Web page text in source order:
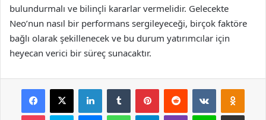
bulundurmalı ve bilinçli kararlar vermelidir. Gelecekte
Neo’nun nasıl bir performans sergileyeceği, birçok faktöre
bağlı olarak şekillenecek ve bu durum yatırımcılar için
heyecan verici bir süreç sunacaktır.
Facebook
X LinkedInTumblr PinterestReddit VKontakte
Pocket Skype MessengerWhatsAppTelegramViber Line E-Posta ile